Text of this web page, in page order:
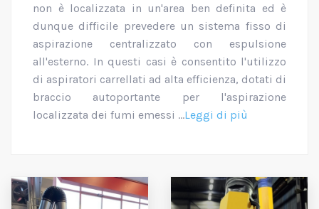
non è localizzata in un'area ben definita ed è
dunque difficile prevedere un sistema fisso di
aspirazione centralizzato con espulsione
all'esterno. In questi casi è consentito l'utilizzo
di aspiratori carrellati ad alta efficienza, dotati di
braccio autoportante per l'aspirazione
localizzata dei fumi emessi ...Leggi di più